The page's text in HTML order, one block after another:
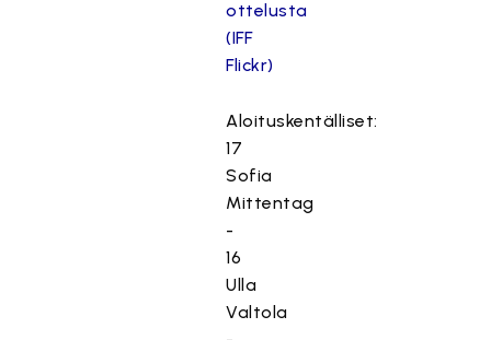
ottelusta
(IFF
Flickr)
Aloituskentälliset:
17
Sofia
Mittentag
-
16
Ulla
Valtola